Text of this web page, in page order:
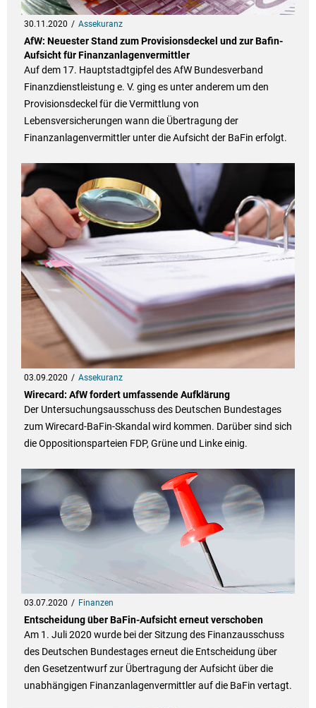
30.11.2020 Assekuranz
AfW: Neuester Stand zum Provisionsdeckel und zur Bafin-
Aufsicht für Finanzanlagenvermittler
Auf dem 17. Hauptstadtgipfel des AfW Bundesverband
Finanzdienstleistung e. V. ging es unter anderem um den
Provisionsdeckel für die Vermittlung von
Lebensversicherungen wann die Übertragung der
Finanzanlagenvermittler unter die Aufsicht der BaFin erfolgt.
03.09.2020 Assekuranz
Wirecard: AfW fordert umfassende Aufklärung
Der Untersuchungsausschuss des Deutschen Bundestages
zum Wirecard-BaFin-Skandal wird kommen. Darüber sind sich
die Oppositionsparteien FDP, Grüne und Linke einig.
03.07.2020 Finanzen
Entscheidung über BaFin-Aufsicht erneut verschoben
Am 1. Juli 2020 wurde bei der Sitzung des Finanzausschuss
des Deutschen Bundestages erneut die Entscheidung über
den Gesetzentwurf zur Übertragung der Aufsicht über die
unabhängigen Finanzanlagenvermittler auf die BaFin vertagt.